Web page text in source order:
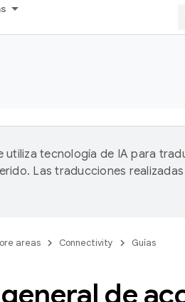
utiliza tecnología de IA para
Las traducciones
areas Connectivity Guías
de